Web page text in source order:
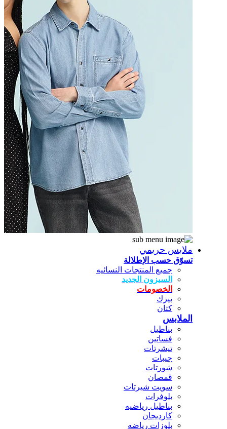
ملابس حريمي
تسوّق حسب الإطلالة
جميع المنتجات النسائيه
السيزون الجديد
الخصومات
بيزك
كتان
الملابس
بناطيل
فساتين
تيشرتات
جيبات
شورتات
قمصان
سويت شيرتات
بلوفرات
بناطيل رياضيه
كارديجان
بلوزات رياضه